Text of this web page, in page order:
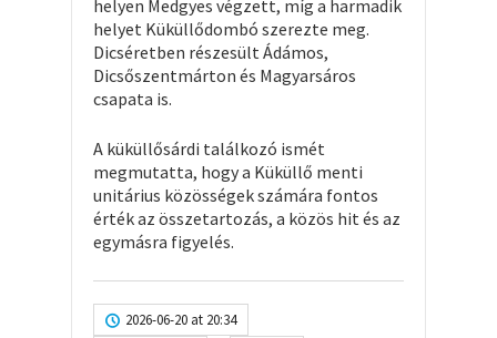
helyen Medgyes végzett, míg a harmadik
helyet Küküllődombó szerezte meg.
Dicséretben részesült Ádámos,
Dicsőszentmárton és Magyarsáros
csapata is.
A küküllősárdi találkozó ismét
megmutatta, hogy a Küküllő menti
unitárius közösségek számára fontos
érték az összetartozás, a közös hit és az
egymásra figyelés.
2026-06-20 at 20:34